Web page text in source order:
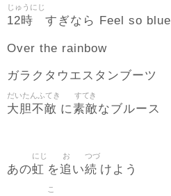
12時
じゅうにじ
すぎなら Feel so blue
Over the rainbow
ガラクタウエスタンブーツ
大胆不敵
だいたんふてき
に素敵
すてき
なブルース
あの虹
にじ
を追
お
い続
つづ
けよう
こ